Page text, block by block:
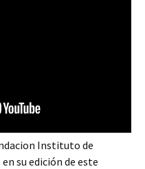
Instituto de
su edición de este